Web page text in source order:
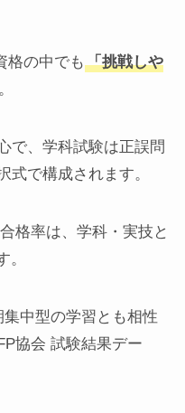
格の中でも 「挑戦しや
で、学科試験は正誤問
式で構成されます。
格率は、学科・実技と
。
中型の学習とも相性
協会 試験結果デー